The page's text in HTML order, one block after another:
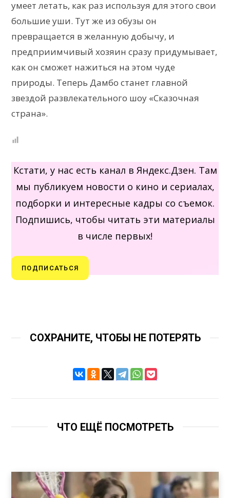
умеет летать, как раз используя для этого свои
большие уши. Тут же из обузы он
превращается в желанную добычу, и
предприимчивый хозяин сразу придумывает,
как он сможет нажиться на этом чуде
природы. Теперь Дамбо станет главной
звездой развлекательного шоу «Сказочная
страна».
Кстати, у нас есть канал в Яндекс.Дзен. Там
мы публикуем новости о кино и сериалах,
подборки и интересные кадры со съемок.
Подпишись, чтобы читать эти материалы
в числе первых!
ПОДПИСАТЬСЯ
СОХРАНИТЕ, ЧТОБЫ НЕ ПОТЕРЯТЬ
ЧТО ЕЩЁ ПОСМОТРЕТЬ